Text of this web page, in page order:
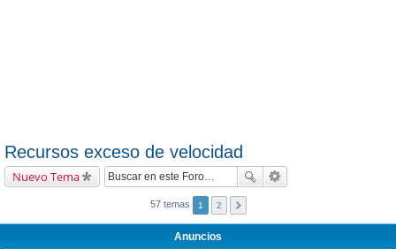
Recursos exceso de velocidad
Nuevo Tema
57 temas 1 2
Anuncios